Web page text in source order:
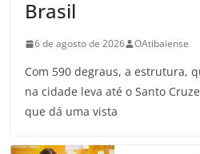
Brasil
6 de agosto de 2026 OAtibaiense
Com 590 degraus, a estrutura,
na cidade leva até o Santo
que dá uma vista